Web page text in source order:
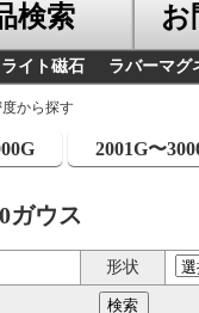
検索 お
イト磁石 ラバーマグ
度から探す
2001G〜
ガウス
形状